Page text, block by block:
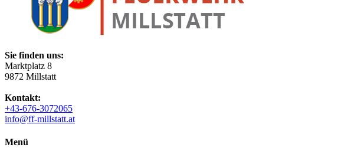
Sie finden uns:
Marktplatz 8
9872 Millstatt
Kontakt:
+43-676-3072065
info@ff-millstatt.at
Menü